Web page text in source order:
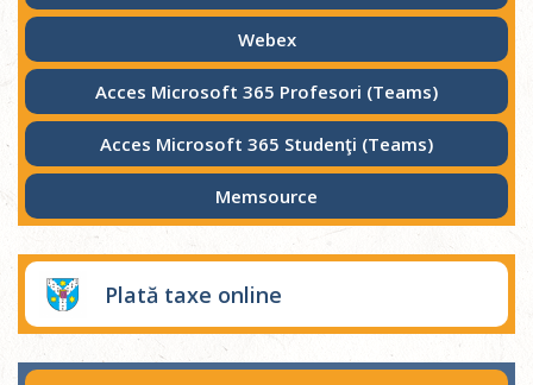
Webex
Acces Microsoft 365 Profesori (Teams)
Acces Microsoft 365 Studenţi (Teams)
Memsource
Plată taxe online